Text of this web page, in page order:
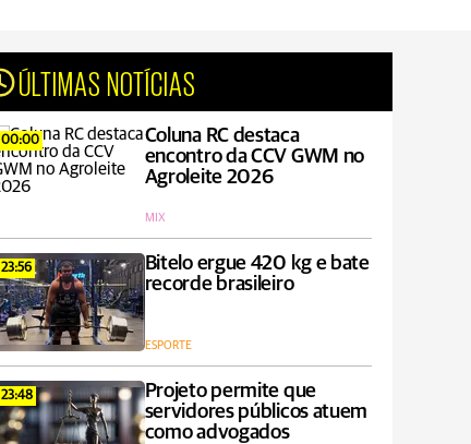
ÚLTIMAS NOTÍCIAS
00:00
Coluna RC destaca
encontro da CCV GWM no
Agroleite 2026
MIX
23:56
Bitelo ergue 420 kg e bate
recorde brasileiro
ESPORTE
23:48
Projeto permite que
servidores públicos atuem
como advogados